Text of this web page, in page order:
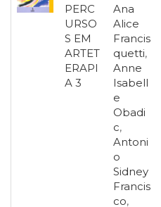
PERC
URSO
S EM
ARTET
ERAPI
A 3
Ana
Alice
Francis
quetti,
Anne
Isabell
e
Obadi
c,
Antoni
o
Sidney
Francis
co,